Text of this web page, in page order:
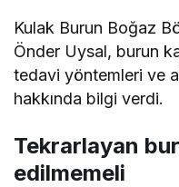
Kulak Burun Boğaz
Önder Uysal, burun
tedavi yöntemleri ve
hakkında bilgi verdi.
Tekrarlayan
edilmemeli